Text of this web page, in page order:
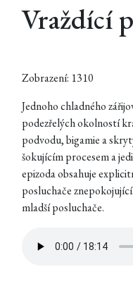
Vraždící
Zobrazení: 1310
Jednoho chladného
podezřelých okolností
podvodu, bigamie a
šokujícím procesem a
epizoda obsahuje
posluchače
mladší posluchače.